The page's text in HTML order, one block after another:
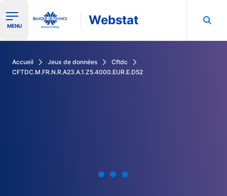
Ouvrir le menu de navigation
MENU Webstat
Accueil Jeux de données
Cftdc
CFTDC.M.FR.N.R.A23.A.1.Z5.4000.EUR.E.D52